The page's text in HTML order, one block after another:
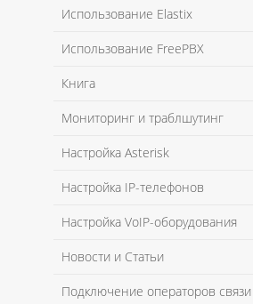
Я даю согласие на обработку моих
в соответствии с Политикой в отношении
Использование Elastix
Использование FreePBX
Книга
Мониторинг и траблшутинг
Настройка Asterisk
Настройка IP-телефонов
Настройка VoIP-оборудования
Новости и Статьи
Подключение операторов связи